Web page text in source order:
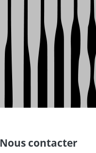
Nous contacter